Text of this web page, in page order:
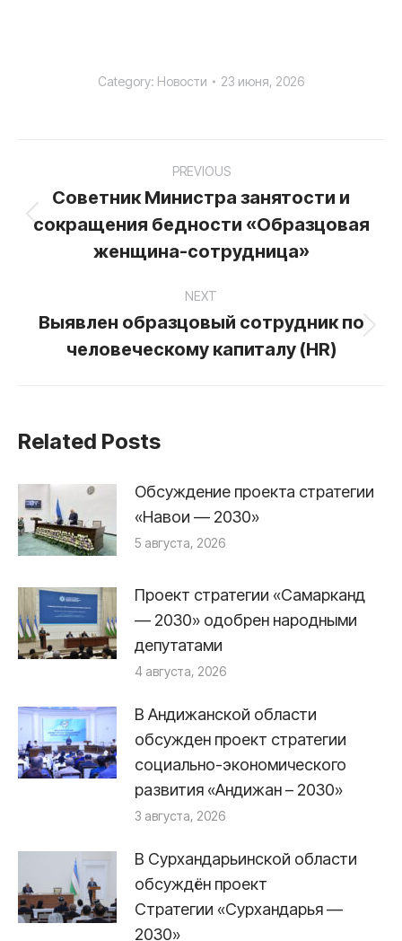
Category: Новости 23 июня, 2026
navigation
PREVIOUS
Previous
post:
Советник Министра занятости и
сокращения бедности «Образцовая
женщина-сотрудница»
NEXT
post:
Выявлен образцовый сотрудник по
человеческому капиталу (HR)
Related Posts
Обсуждение проекта стратегии
«Навои — 2030»
5 августа, 2026
Проект стратегии «Самарканд
— 2030» одобрен народными
депутатами
4 августа, 2026
В Андижанской области
обсужден проект стратегии
социально-экономического
развития «Андижан – 2030»
3 августа, 2026
В Сурхандарьинской области
обсуждён проект
Стратегии «Сурхандарья —
2030»